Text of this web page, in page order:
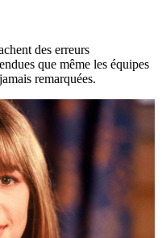
des erreurs
que même les équipes
remarquées.